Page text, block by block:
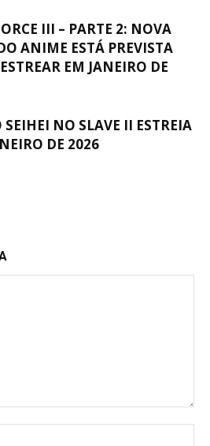
III – PARTE 2: NOVA
ANIME ESTÁ PREVISTA
EM JANEIRO DE
SEIHEI NO SLAVE II ESTREIA
DE 2026